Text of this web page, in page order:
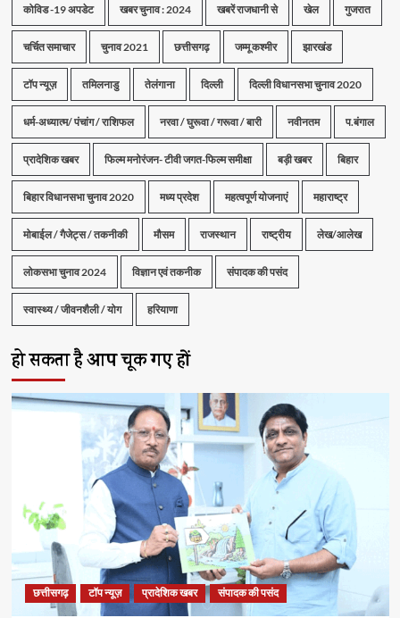
कोविड -19 अपडेट खबर चुनाव : 2024 खबरें राजधानी से खेल गुजरात
चर्चित समाचार चुनाव 2021 छत्तीसगढ़ जम्मू कश्मीर झारखंड
टॉप न्यूज़ तमिलनाडु तेलंगाना दिल्ली दिल्ली विधानसभा चुनाव 2020
धर्म-अध्यात्म/ पंचांग / राशिफल नरवा / घुरूवा / गरूवा / बारी नवीनतम प.बंगाल
प्रादेशिक खबर फिल्म मनोरंजन- टीवी जगत-फिल्म समीक्षा बड़ी खबर बिहार
बिहार विधानसभा चुनाव 2020 मध्य प्रदेश महत्वपूर्ण योजनाएं महाराष्ट्र
मोबाईल / गैजेट्स / तकनीकी मौसम राजस्थान राष्ट्रीय लेख/आलेख
लोकसभा चुनाव 2024 विज्ञान एवं तकनीक संपादक की पसंद
स्वास्थ्य / जीवनशैली / योग हरियाणा
हो सकता है आप चूक गए हों
छत्तीसगढ़ टॉप न्यूज़ प्रादेशिक खबर संपादक की पसंद